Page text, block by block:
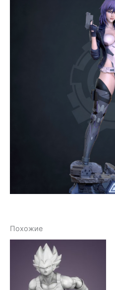
Похожие